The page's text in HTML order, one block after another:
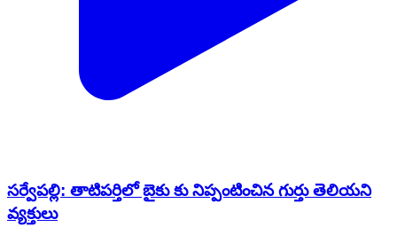
సర్వేపల్లి: తాటిపర్తిలో బైకు కు నిప్పంటించిన గుర్తు తెలియని
వ్యక్తులు